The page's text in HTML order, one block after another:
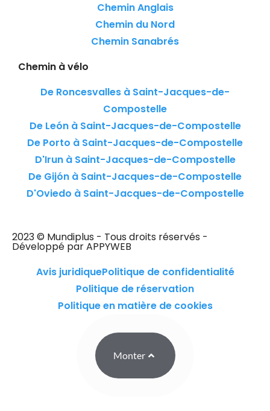
Chemin Anglais
Chemin du Nord
Chemin Sanabrés
Chemin à vélo
De Roncesvalles à Saint-Jacques-de-
Compostelle
De León à Saint-Jacques-de-Compostelle
De Porto à Saint-Jacques-de-Compostelle
D'Irun à Saint-Jacques-de-Compostelle
De Gijón à Saint-Jacques-de-Compostelle
D'Oviedo à Saint-Jacques-de-Compostelle
2023 © Mundiplus - Tous droits réservés -
Développé par APPYWEB
Avis juridiquePolitique de confidentialité
Politique de réservation
Politique en matière de cookies
Monter